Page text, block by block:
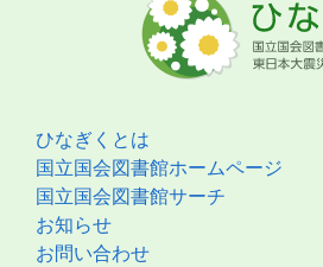
ひなぎくとは
国立国会図書館ホームページ
国立国会図書館サーチ
お知らせ
お問い合わせ